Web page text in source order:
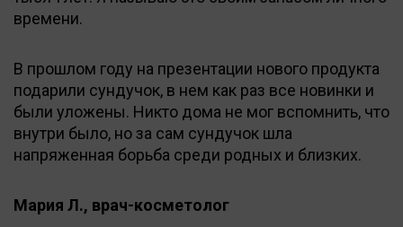
времени.
В прошлом году на презентации нового продукта
подарили сундучок, в нем как раз все новинки и
были уложены. Никто дома не мог вспомнить, что
внутри было, но за сам сундучок шла
напряженная борьба среди родных и близких.
Мария Л., врач-косметолог